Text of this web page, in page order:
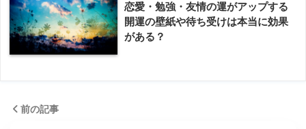
恋愛・勉強・友情の運がアップする
開運の壁紙や待ち受けは本当に効果
がある？
前の記事